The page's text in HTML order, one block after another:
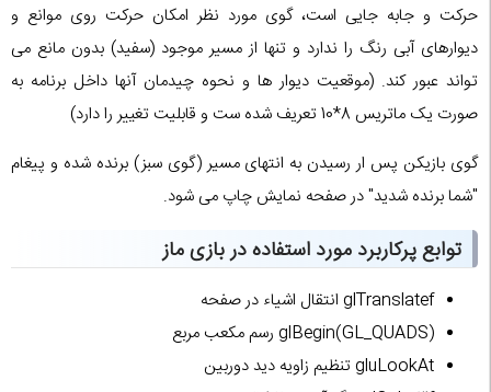
حرکت و جابه جایی است، گوی مورد نظر امکان حرکت روی موانع و
دیوارهای آبی رنگ را ندارد و تنها از مسیر موجود (سفید) بدون مانع می
تواند عبور کند. (موقعیت دیوار ها و نحوه چیدمان آنها داخل برنامه به
صورت یک ماتریس 8*10 تعریف شده ست و قابلیت تغییر را دارد)
گوی بازیکن پس ار رسیدن به انتهای مسیر (گوی سبز) برنده شده و پیغام
"شما برنده شدید" در صفحه نمایش چاپ می شود.
توابع پرکاربرد مورد استفاده در بازی ماز
glTranslatef انتقال اشیاء در صفحه
glBegin(GL_QUADS) رسم مکعب مربع
gluLookAt تنظیم زاویه دید دوربین